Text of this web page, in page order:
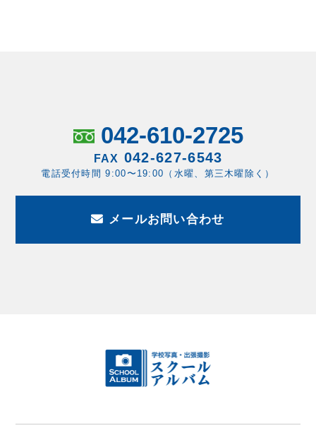
042-610-2725
FAX 042-627-6543
電話受付時間 9:00〜19:00（水曜、第三木曜除く）
メールお問い合わせ